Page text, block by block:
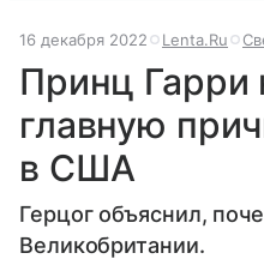
16 декабря 2022 Lenta.Ru
Принц Гарри
главную
в США
Герцог объяснил,
Великобритании.